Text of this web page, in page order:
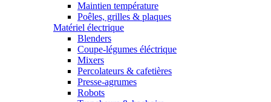
Maintien température
Poêles, grilles & plaques
Matériel électrique
Blenders
Coupe-légumes éléctrique
Mixers
Percolateurs & cafetières
Presse-agrumes
Robots